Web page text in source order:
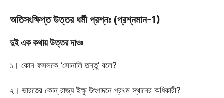
অতিসংক্ষিপ্ত উত্তর ধর্মী প্রশ্নঃ (প্রশ্নমান-1)
দুই এক কথায় উত্তর দাওঃ
১। কোন ফসলকে ‘সোনালি তন্তু’ বলে?
২। ভারতের কোন্ রাজ্য ইক্ষু উৎপাদনে প্রথম স্থানের অধিকারী?